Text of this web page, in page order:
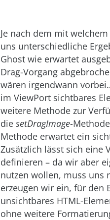
Je nach dem mit
uns unterschiedliche
Ghost wie erwartet
Drag-Vorgang
wären irgendwann
im ViewPort sichtbares
weitere Methode zur
die setDragImage-
Methode erwartet ein
Zusätzlich lässt sich eine
definieren – da wir aber
nutzen wollen, muss uns
erzeugen wir ein, für den
unsichtbares HTML-
ohne weitere